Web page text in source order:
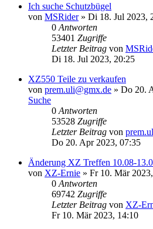
Ich suche Schutzbügel
von MSRider» Di 18. Jul 2023,
0 Antworten
53401 Zugriffe
Letzter Beitrag von
Di 18. Jul 2023, 20:25
XZ550 Teile zu verkaufen
von prem.uli@gmx.de » Do 20.
Suche
0 Antworten
53528 Zugriffe
Letzter Beitrag von
Do 20. Apr 2023, 07:35
Änderung XZ Treffen 10.08-
von XZ-Ernie » Fr 10. Mär
0 Antworten
69742 Zugriffe
Letzter Beitrag von XZ-
Fr 10. Mär 2023, 14:10